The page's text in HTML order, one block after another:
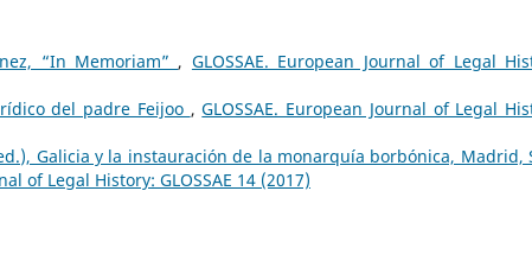
“In Memoriam” , GLOSSAE. European Journal of Legal
del padre Feijoo ,GLOSSAE. European Journal of Legal
Galicia y la instauración de la monarquía borbónica, Madrid,
of Legal History: GLOSSAE 14 (2017)